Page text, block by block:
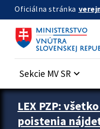
Preskocit na hlavný obsah
Oficiálna stránka
Sekcie MV SR keyboard_arrow_down
Zastavit automatický posun
LEX PZP:
poistenia